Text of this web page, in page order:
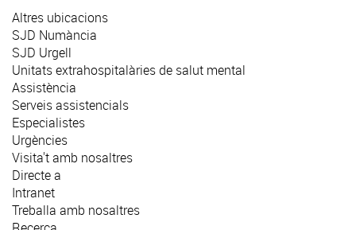
Altres ubicacions
SJD Numància
SJD Urgell
Unitats extrahospitalàries de salut mental
Assistència
Serveis assistencials
Especialistes
Urgències
Visita't amb nosaltres
Directe a
Intranet
Treballa amb nosaltres